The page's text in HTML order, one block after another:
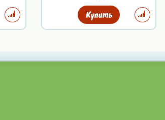
Купить